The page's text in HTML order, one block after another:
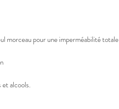
morceau pour une imperméabilité totale
alcools.